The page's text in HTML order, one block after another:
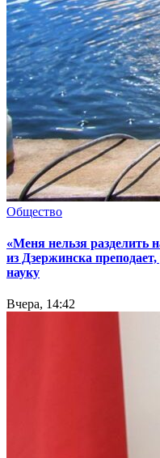
Общество
«Меня нельзя разделить
из Дзержинска
науку
Вчера, 14:42